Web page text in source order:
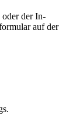
oder der In-
auf der